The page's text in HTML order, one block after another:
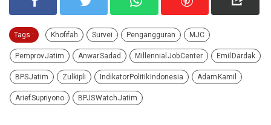
Tags : Khofifah Survei Pengangguran MJC
Pemprov Jatim Anwar Sadad Millennial Job Center Emil Dardak
BPS Jatim Zulkipli Indikator Politik Indonesia Adam Kamil
Arief Supriyono BPJS Watch Jatim